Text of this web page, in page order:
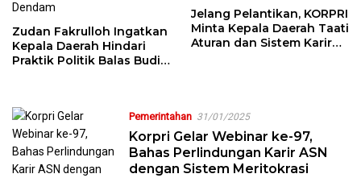
Zudan Fakrulloh Ingatkan
Kepala Daerah Hindari
Praktik Politik Balas Budi
Jelang Pelantikan, KORPRI
Minta Kepala Daerah Taati
Aturan dan Sistem Karir
Pemerintahan 31/01/2025
Korpri Gelar Webinar ke-97,
Bahas Perlindungan Karir ASN
dengan Sistem Meritokrasi